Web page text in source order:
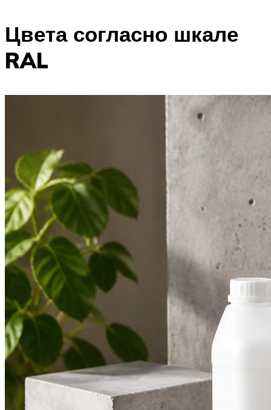
Цвета согласно шкале
RAL